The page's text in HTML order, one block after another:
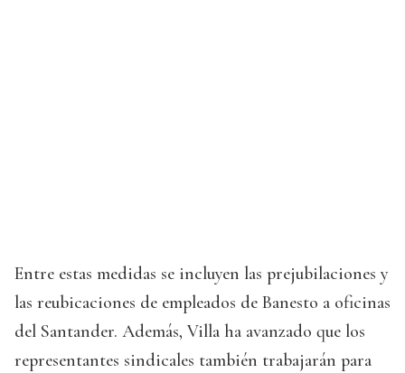
Entre estas medidas se incluyen las prejubilaciones y
las reubicaciones de empleados de Banesto a oficinas
del Santander. Además, Villa ha avanzado que los
representantes sindicales también trabajarán para